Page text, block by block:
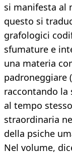
si manifesta al
questo si
grafologici
sfumature e
una materia
padroneggiare
raccontando la
al tempo
straordinaria
della psiche
Nel volume,